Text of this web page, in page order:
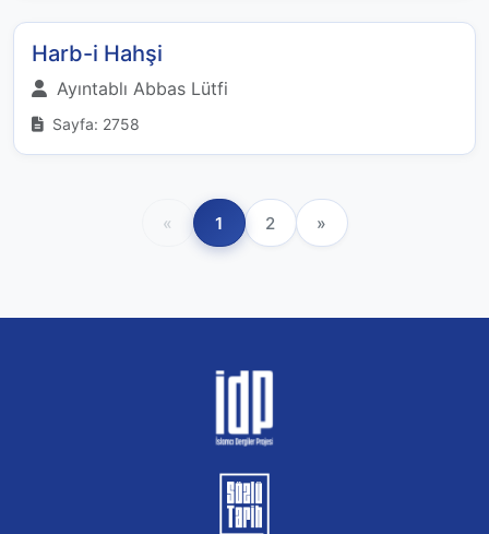
Harb-i Hahşi
Ayıntablı Abbas Lütfi
Sayfa: 2758
« 1 2 »